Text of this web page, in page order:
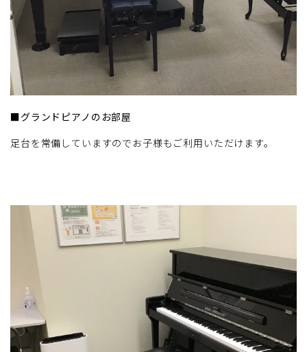
■グランドピアノのお部屋
足台を常備していますのでお子様もご利用いただけます。